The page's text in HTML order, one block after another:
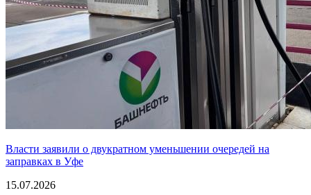
Власти заявили о двукратном уменьшении очередей на
заправках в Уфе
15.07.2026